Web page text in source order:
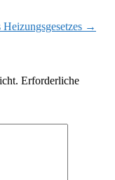
→
Erforderliche